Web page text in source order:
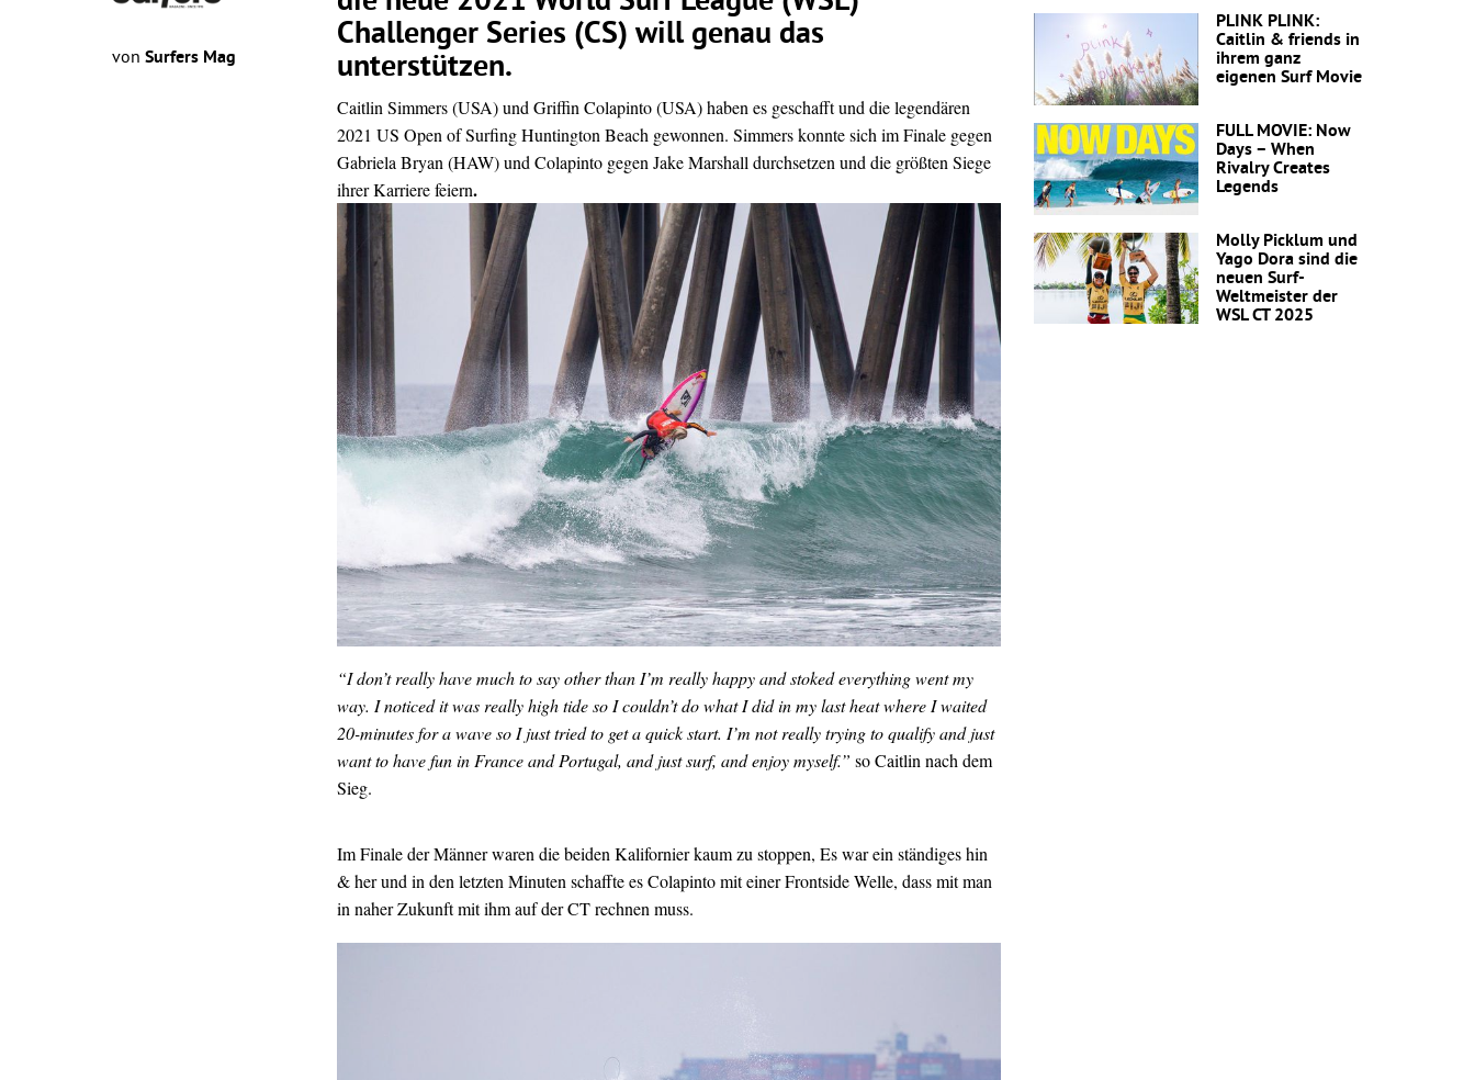
von Surfers Mag
Challenger Series (CS) will genau das
unterstützen.
Caitlin Simmers (USA) und Griffin Colapinto (USA) haben es geschafft und die legendären
2021 US Open of Surfing Huntington Beach gewonnen. Simmers konnte sich im Finale gegen
Gabriela Bryan (HAW) und Colapinto gegen Jake Marshall durchsetzen und die größten Siege
ihrer Karriere feiern.
“I don’t really have much to say other than I’m really happy and stoked everything went my
way. I noticed it was really high tide so I couldn’t do what I did in my last heat where I waited
20-minutes for a wave so I just tried to get a quick start. I’m not really trying to qualify and just
want to have fun in France and Portugal, and just surf, and enjoy myself.” so Caitlin nach dem
Sieg.
PLINK PLINK:
Caitlin & friends in
ihrem ganz
eigenen Surf Movie
FULL MOVIE: Now
Days – When
Rivalry Creates
Legends
Molly Picklum und
Yago Dora sind die
neuen Surf-
Weltmeister der
WSL CT 2025
Im Finale der Männer waren die beiden Kalifornier kaum zu stoppen, Es war ein ständiges hin
& her und in den letzten Minuten schaffte es Colapinto mit einer Frontside Welle, dass mit man
in naher Zukunft mit ihm auf der CT rechnen muss.